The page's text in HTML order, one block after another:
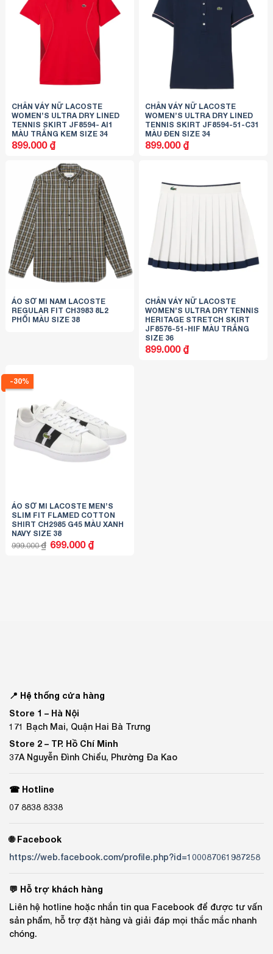
CHÂN VÁY NỮ LACOSTE
WOMEN’S ULTRA DRY LINED
TENNIS SKIRT JF8594- AI1
MÀU TRẮNG KEM SIZE 34
899.000 ₫
CHÂN VÁY NỮ LACOSTE
WOMEN’S ULTRA DRY LINED
TENNIS SKIRT JF8594-51-C31
MÀU ĐEN SIZE 34
899.000 ₫
ÁO SƠ MI NAM LACOSTE
REGULAR FIT CH3983 8L2
PHỐI MÀU SIZE 38
CHÂN VÁY NỮ LACOSTE
WOMEN’S ULTRA DRY TENNIS
HERITAGE STRETCH SKIRT
JF8576-51-HIF MÀU TRẮNG
SIZE 36
899.000 ₫
-30%
ÁO SƠ MI LACOSTE MEN’S
SLIM FIT FLAMED COTTON
SHIRT CH2985 G45 MÀU XANH
NAVY SIZE 38
999.000₫ Giá
gốc
699.000 ₫Giá
hiện
📍 Hệ thống cửa hàng
Store 1 – Hà Nội
171 Bạch Mai, Quận Hai Bà Trưng
Store 2 – TP. Hồ Chí Minh
37A Nguyễn Đình Chiểu, Phường Đa Kao
☎ Hotline
07 8838 8338
🌐 Facebook
https://web.facebook.com/profile.php?id=100087061987258
💬 Hỗ trợ khách hàng
Liên hệ hotline hoặc nhắn tin qua Facebook để được tư vấn
sản phẩm, hỗ trợ đặt hàng và giải đáp mọi thắc mắc nhanh
chóng.